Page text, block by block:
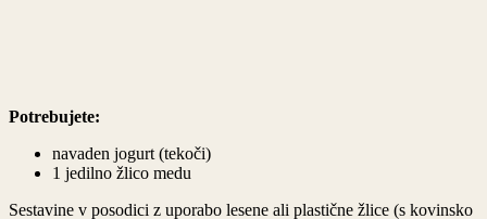
Potrebujete:
navaden jogurt (tekoči)
1 jedilno žlico medu
Sestavine v posodici z uporabo lesene ali plastične žlice (s kovinsko